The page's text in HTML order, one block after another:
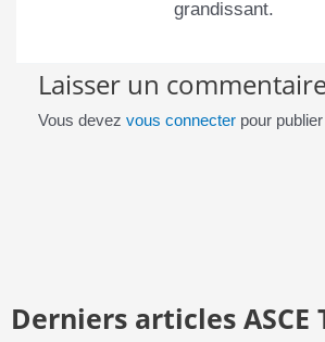
grandissant.
Laisser un
Vous devez vous connecterpour
Derniers articles